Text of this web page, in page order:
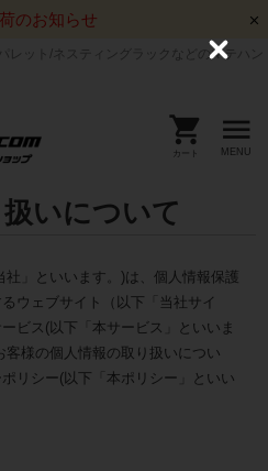
のお知らせ
レット/ネスティングラックなどのマテハン
カート MENU
いについて
」といいます。)は、個人情報保護
ウェブサイト（以下「当社サイ
ビス(以下「本サービス」といいま
様の個人情報の取り扱いについ
リシー(以下「本ポリシー」といい
C
e